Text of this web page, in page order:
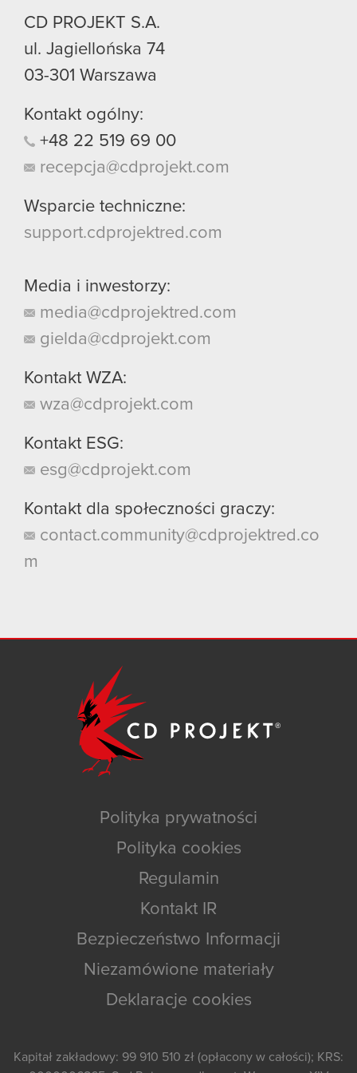
CD PROJEKT S.A.
ul. Jagiellońska 74
03-301 Warszawa
Kontakt ogólny:
+48 22 519 69 00
recepcja@cdprojekt.com
Wsparcie techniczne:
support.cdprojektred.com
Media i inwestorzy:
media@cdprojektred.com
gielda@cdprojekt.com
Kontakt WZA:
wza@cdprojekt.com
Kontakt ESG:
esg@cdprojekt.com
Kontakt dla społeczności graczy:
contact.community@cdprojektred.co
m
Polityka prywatności
Polityka cookies
Regulamin
Kontakt IR
Bezpieczeństwo Informacji
Niezamówione materiały
Deklaracje cookies
Kapitał zakładowy: 99 910 510 zł (opłacony w całości); KRS: